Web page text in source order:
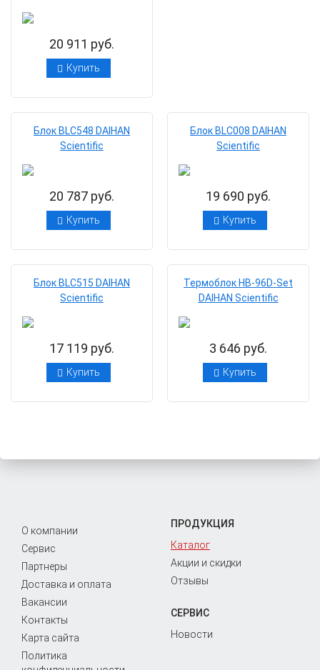
20 911 руб.
Купить
Блок BLC548 DAIHAN
Scientific
20 787 руб.
Купить
Блок BLC008 DAIHAN
Scientific
19 690 руб.
Купить
Блок BLC515 DAIHAN
Scientific
17 119 руб.
Купить
Термоблок НВ-96D-Set
DAIHAN Scientific
3 646 руб.
Купить
О компании
Сервис
Партнеры
Доставка и оплата
Вакансии
Контакты
Карта сайта
Политика
ПРОДУКЦИЯ
Каталог
Акции и скидки
Отзывы
СЕРВИС
Новости